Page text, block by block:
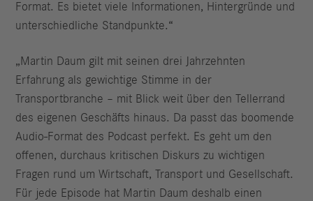
Format. Es bietet viele Informationen, Hintergründe und
unterschiedliche Standpunkte.“
„Martin Daum gilt mit seinen drei Jahrzehnten
Erfahrung als gewichtige Stimme in der
Transportbranche – mit Blick weit über den Tellerrand
des eigenen Geschäfts hinaus. Da passt das boomende
Audio-Format des Podcast perfekt. Es geht um den
offenen, durchaus kritischen Diskurs zu wichtigen
Fragen rund um Wirtschaft, Transport und Gesellschaft.
Für jede Episode hat Martin Daum deshalb einen